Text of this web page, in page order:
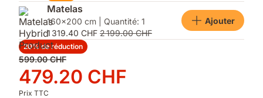
Matelas
160x200 cm | Quantité: 1
1 319.40 CHF 2 199.00 CHF
Ajouter
20% de réduction
Prix
d'origine
599.00 CHF
599.00 CHF
Prix
479.20 CHF
479.20 CHF
Prix TTC